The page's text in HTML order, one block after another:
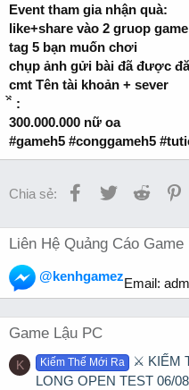
Event tham gia nhận quà:
like+share vào 2 gruop game
tag 5 bạn muốn chơi
chụp ảnh gửi bài đã được
cmt Tên tài khoản + sever
̂̀ ̀ :
300.000.000 nữ oa
#gameh5 #conggameh5
Chia sẻ: Facebook
TwitterReddit
Liên Hệ Quảng Cáo Game
@kenhgamezEmail:
Game Lậu PC
K Kiếm Thế Mới Ra
⚔️ KIẾM
LONG OPEN TEST 06/